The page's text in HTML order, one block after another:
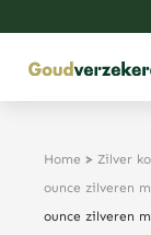
inhoud
Home > Zilver
ounce zilveren
ounce zilveren